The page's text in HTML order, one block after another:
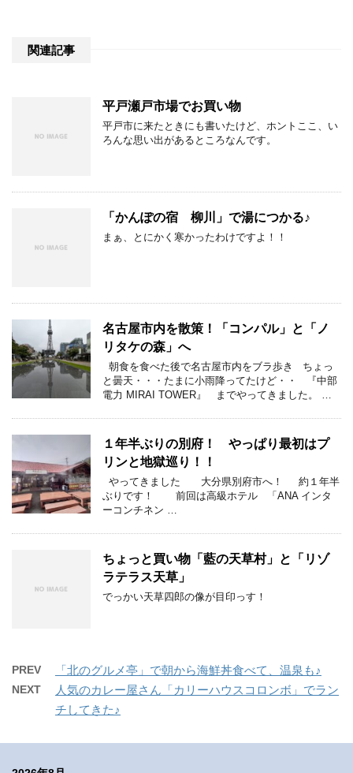
関連記事
平戸瀬戸市場でお買い物
平戸市に来たときにも書いたけど、ホントここ、い
ろんな思い出があるところなんです。
「かんぽの宿 柳川」で湯につかる♪
まぁ、とにかく寒かったわけですよ！！
名古屋市内を散策！「コンパル」と「ノ
リタケの森」へ
朝食を食べた後で名古屋市内をブラ歩き ちょっ
と曇天・・・たまに小雨降ってたけど・・ 『中部
電力 MIRAI TOWER』 までやってきました。 …
１年半ぶりの別府！ やっぱり最初はプ
リンと地獄巡り！！
やってきました 大分県別府市へ！ 約１年半
ぶりです！ 前回は高級ホテル 「ANA インタ
ーコンチネン …
ちょっと買い物「藍の天草村」と「リゾ
ラテラス天草」
でっかい天草四郎の像が目印っす！
PREV 「北のグルメ亭」で朝から海鮮丼食べて、温泉も♪
NEXT
人気のカレー屋さん「カリーハウスコロンボ」でラン
チしてきた♪